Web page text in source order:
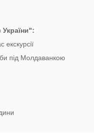
України":
під Молдаванкою